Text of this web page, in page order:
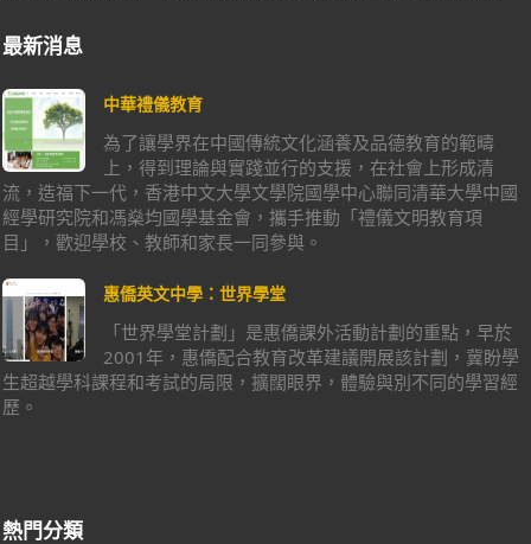
最新消息
中華禮儀教育
為了讓學界在中國傳統文化涵養及品德教育的範疇
上，得到理論與實踐並行的支援，在社會上形成清
流，造福下一代，香港中文大學文學院國學中心聯同清華大學中國
經學研究院和馮燊均國學基金會，攜手推動「禮儀文明教育項
目」，歡迎學校、教師和家長一同參與。
惠僑英文中學：世界學堂
「世界學堂計劃」是惠僑課外活動計劃的重點，早於
2001年，惠僑配合教育改革建議開展該計劃，冀盼學
生超越學科課程和考試的局限，擴闊眼界，體驗與別不同的學習經
歷。
熱門分類